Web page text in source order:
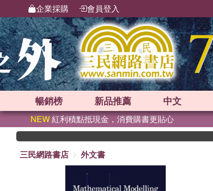
企業採購 會員登入
暢銷榜 新品推薦 中文
NEW紅利積點抵現金，消費購書更貼心
三民網路書店
外文書